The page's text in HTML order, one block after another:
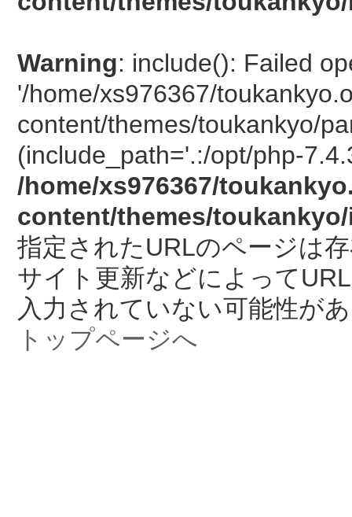
Warning: include(): Failed
'/home/xs976367/
content/themes/toukankyo/
(include_path='.:/opt/php-
/home/xs976367/
content/themes/
指定されたURLのページは
サイト更新などによって
入力されていない可能性が
トップページへ